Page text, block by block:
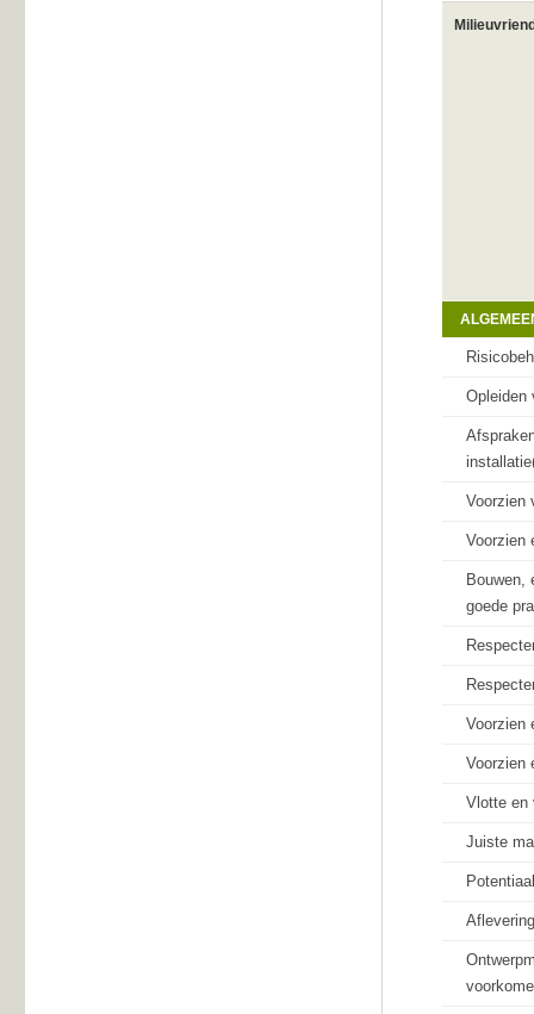
Opleiden
Voorzien
Voorzien
Bouwen,
goede
Voorzien
Voorzien
Vlotte en
Juiste